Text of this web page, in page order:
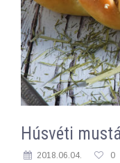
Húsvéti
2018.06.04. 0